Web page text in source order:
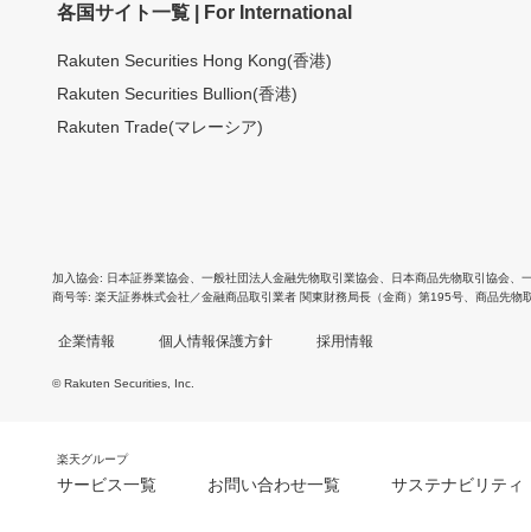
各国サイト一覧 | For International
Rakuten Securities Hong Kong(香港)
Rakuten Securities Bullion(香港)
Rakuten Trade(マレーシア)
加入協会 日本証券業協会 一般社団法人金融先物取引業協会 日本商品先物取引協会
商号等 楽天証券株式会社／金融商品取引業者 関東財務局長（金商）第195号、商品先物
企業情報 個人情報保護方針 採用情報
© Rakuten Securities, Inc.
楽天グループ
サービス一覧 お問い合わせ一覧 サステナビリティ